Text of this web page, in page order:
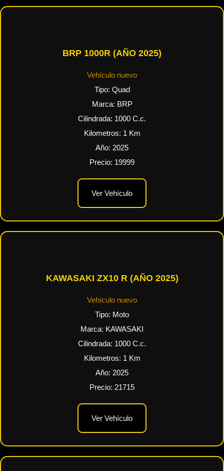
BRP 1000R (AÑO 2025)
Vehículo nuevo
Tipo: Quad
Marca: BRP
Cilindrada: 1000 C.c.
Kilometros: 1 Km
Año: 2025
Precio: 19999
Ver Vehículo
KAWASAKI ZX10 R (AÑO 2025)
Vehículo nuevo
Tipo: Moto
Marca: KAWASAKI
Cilindrada: 1000 C.c.
Kilometros: 1 Km
Año: 2025
Precio: 21715
Ver Vehículo